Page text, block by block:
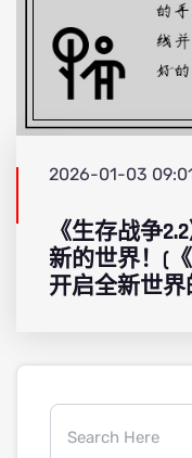
2026-01-03
《生存战争
新的世界！(
开启全新世